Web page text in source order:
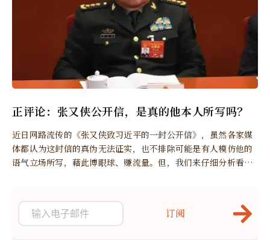
正评论：张又侠公开信，是真的他本人所写吗？
近日网路流传的《张又侠致习近平的一封公开信》，虽然各家媒
体都认为这封信的真伪无法证实，也不排除可能是有人模仿他的
语气立场所写，藉此博眼球、赚流量。但，我们来仔细分析看看
订阅